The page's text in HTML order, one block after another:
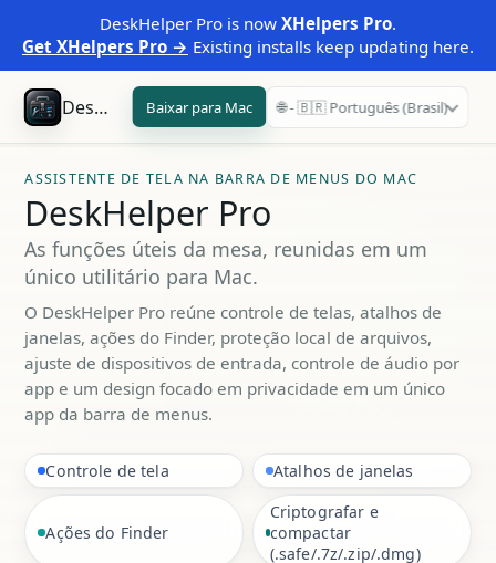
DeskHelper Pro is now XHelpers Pro.
Get XHelpers Pro → Existing installs keep updating here.
DeskHelper Pro Baixar para Mac 🌐 - 🇧🇷 Português (Brasil)
ASSISTENTE DE TELA NA BARRA DE MENUS DO MAC
DeskHelper Pro
As funções úteis da mesa, reunidas em um
único utilitário para Mac.
O DeskHelper Pro reúne controle de telas, atalhos de
janelas, ações do Finder, proteção local de arquivos,
ajuste de dispositivos de entrada, controle de áudio por
app e um design focado em privacidade em um único
app da barra de menus.
Controle de tela Atalhos de janelas
Ações do Finder
Criptografar e
compactar
(.safe/.7z/.zip/.dmg)